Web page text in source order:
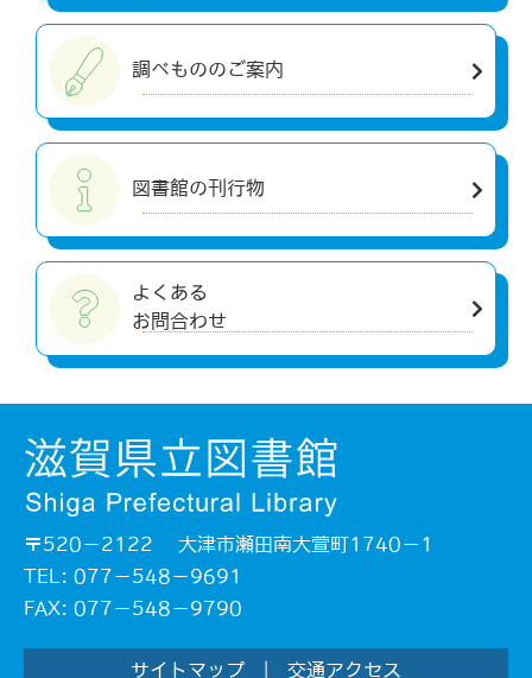
調べもののご案内
図書館の刊行物
よくある
お問合わせ
〒520－2122 大津市瀬田南大萱町1740－1
TEL: 077－548－9691
FAX: 077－548－9790
サイトマップ 交通アクセス